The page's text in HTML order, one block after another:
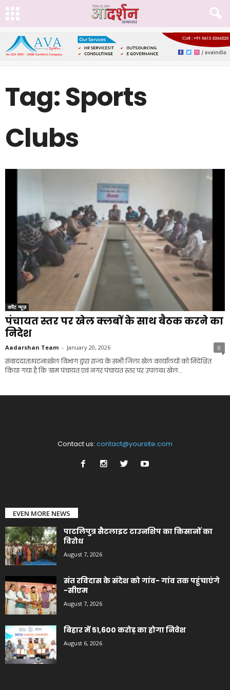
Tag: Sports
Clubs
करेंट न्यूज़
पंचायत स्तर पर खेल क्लबों के साथ बैठक करने का
निदेश
Aadarshan Team - January 20, 2026 0
संवाददाता।पटना।खेल विभाग द्वारा राज्य के सभी जिला खेल कार्यालयों को निदेशित
किया गया है कि ग्राम पंचायत एवं नगर पंचायत स्तर पर उपलब्ध खेल...
Contact us: contact@yoursite.com
EVEN MORE NEWS
पाटलिपुत्र सैटलाइट टाउनशिप का किसानों का
विरोध
August 7, 2026
संत रविदास के संदेश को गांव- गांव तक पहुंचाएंगे
-सीएम
August 7, 2026
बिहार में 51,600 करोड़ का होगा निवेश
August 6, 2026